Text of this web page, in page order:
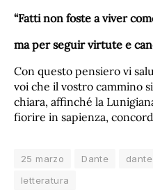
“Fatti non foste a viver
ma per seguir virtute e
Con questo pensiero vi
voi che il vostro cammino
chiara, affinché la
fiorire in sapienza,
25 marzo Dante
letteratura